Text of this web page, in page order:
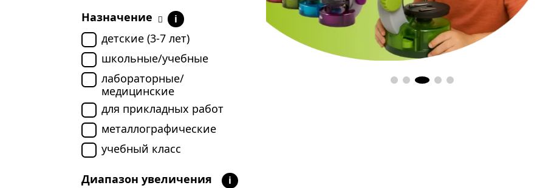
Назначение
i
детские (3-7 лет)
школьные/учебные
лабораторные/
медицинские
для прикладных работ
металлографические
учебный класс
Диапазон увеличения i